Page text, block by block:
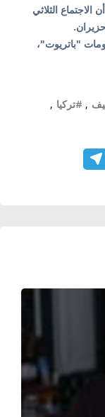
الثلاثي
"باتريوت"،
, #تركيا ,